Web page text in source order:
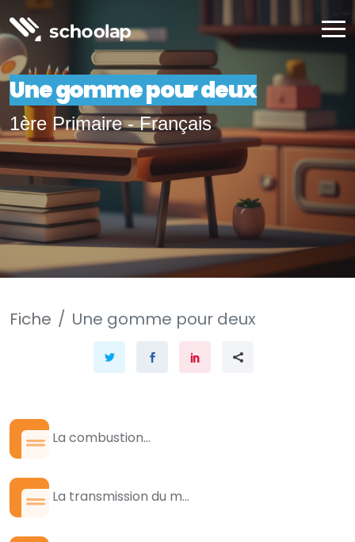
Une gomme pour deux
1ère Primaire - Français
Fiche Une gomme pour deux
La combustion...
La transmission du m...